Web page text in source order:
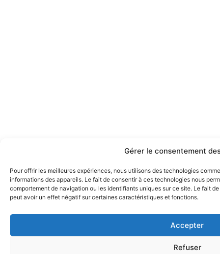
Gérer le consentement
Pour offrir les meilleures expériences, nous utilisons des technologies
informations des appareils. Le fait de consentir à ces technologies nous
comportement de navigation ou les identifiants uniques sur ce site. Le fait
peut avoir un effet négatif sur certaines caractéristiques et fonctions.
Accepter
Refuser